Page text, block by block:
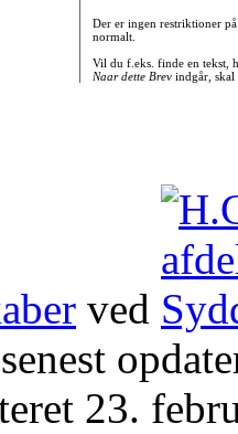
Der er ingen restriktioner
normalt.
Vil du f.eks. finde en tekst,
Naar dette Brevindgår, skal
ved
23.